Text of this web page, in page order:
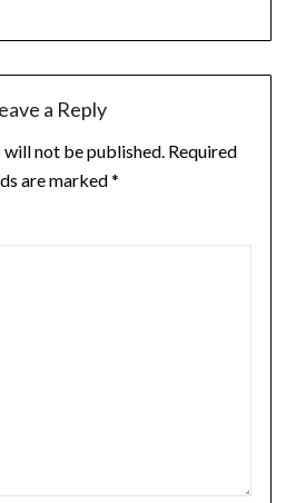
a Reply
will not be published. Required
are marked*